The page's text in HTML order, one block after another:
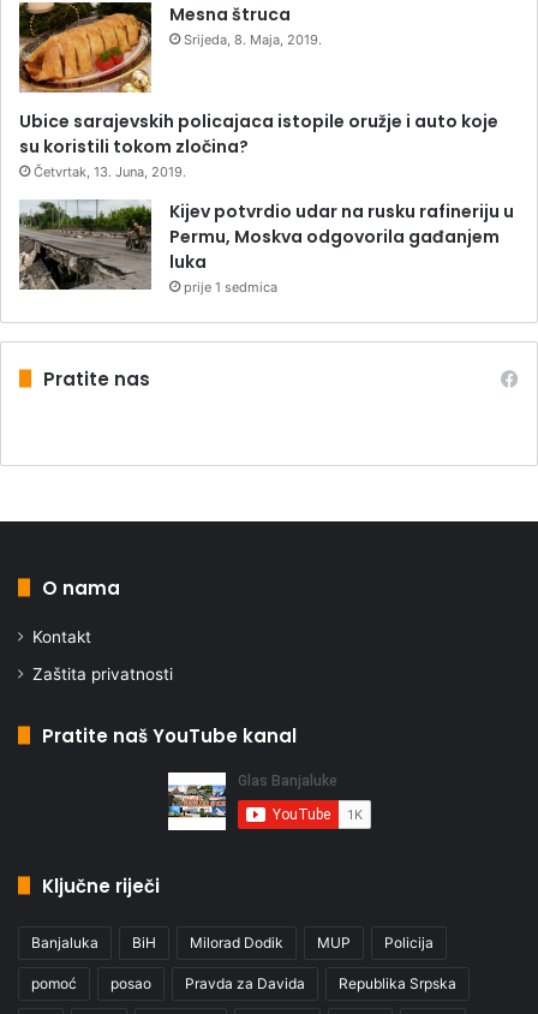
Mesna štruca
Srijeda, 8. Maja, 2019.
Ubice sarajevskih policajaca istopile oružje i auto koje
su koristili tokom zločina?
Četvrtak, 13. Juna, 2019.
Kijev potvrdio udar na rusku rafineriju u
Permu, Moskva odgovorila gađanjem
luka
prije 1 sedmica
Pratite nas
O nama
Kontakt
Zaštita privatnosti
Pratite naš YouTube kanal
Ključne riječi
Banjaluka BiH Milorad Dodik MUP Policija
pomoć posao Pravda za Davida Republika Srpska